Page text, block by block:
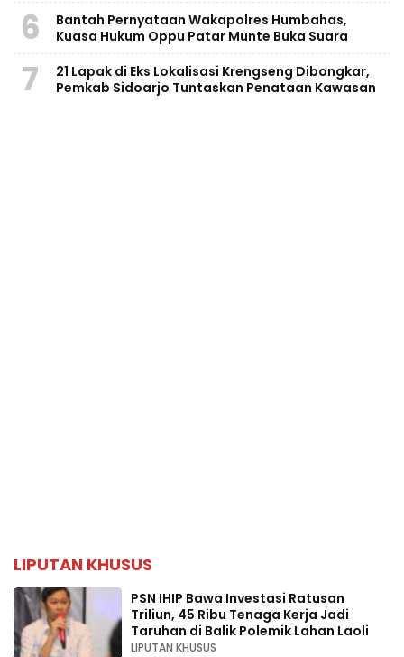
6
Bantah Pernyataan Wakapolres Humbahas,
Kuasa Hukum Oppu Patar Munte Buka Suara
7
21 Lapak di Eks Lokalisasi Krengseng Dibongkar,
Pemkab Sidoarjo Tuntaskan Penataan Kawasan
LIPUTAN KHUSUS
PSN IHIP Bawa Investasi Ratusan
Triliun, 45 Ribu Tenaga Kerja Jadi
Taruhan di Balik Polemik Lahan Laoli
LIPUTAN KHUSUS